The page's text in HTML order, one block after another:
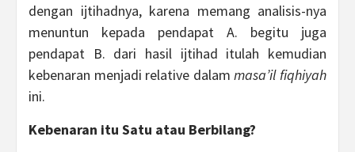
dengan ijtihadnya, karena memang analisis-nya
menuntun kepada pendapat A. begitu juga
pendapat B. dari hasil ijtihad itulah kemudian
kebenaran menjadi relative dalammasa’il fiqhiyah
ini.
Kebenaran itu Satu atau Berbilang?